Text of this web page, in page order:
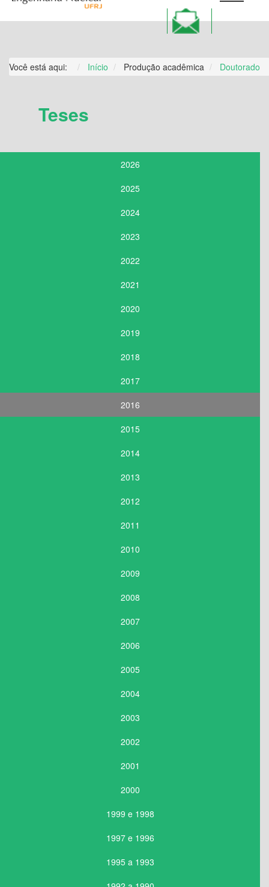
Você está aqui: Início Produção acadêmica Doutorado
Teses
2026
2025
2024
2023
2022
2021
2020
2019
2018
2017
2016
2015
2014
2013
2012
2011
2010
2009
2008
2007
2006
2005
2004
2003
2002
2001
2000
1999 e 1998
1997 e 1996
1995 a 1993